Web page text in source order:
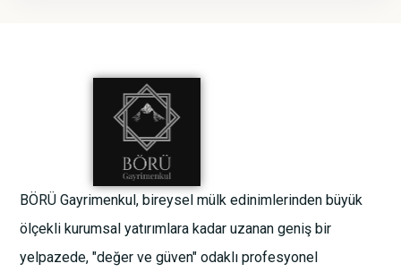
BÖRÜ Gayrimenkul, bireysel mülk edinimlerinden büyük
ölçekli kurumsal yatırımlara kadar uzanan geniş bir
yelpazede, "değer ve güven" odaklı profesyonel